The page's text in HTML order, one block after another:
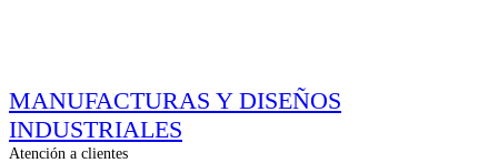
MANUFACTURAS Y DISEÑOS
INDUSTRIALES
Atención a clientes